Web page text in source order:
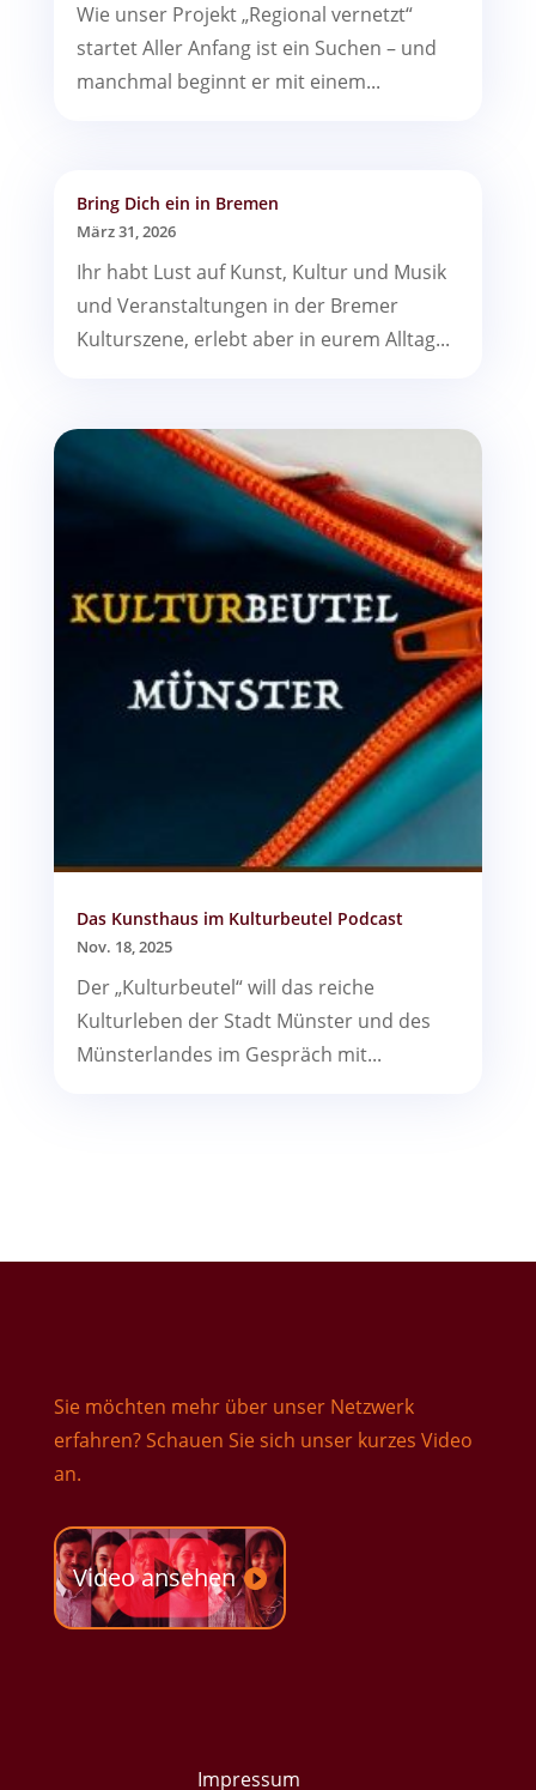
Wie unser Projekt „Regional vernetzt“
startet Aller Anfang ist ein Suchen – und
manchmal beginnt er mit einem...
Bring Dich ein in Bremen
März 31, 2026
Ihr habt Lust auf Kunst, Kultur und Musik
und Veranstaltungen in der Bremer
Kulturszene, erlebt aber in eurem Alltag...
Das Kunsthaus im Kulturbeutel Podcast
Nov. 18, 2025
Der „Kulturbeutel“ will das reiche
Kulturleben der Stadt Münster und des
Münsterlandes im Gespräch mit...
Sie möchten mehr über unser Netzwerk
erfahren? Schauen Sie sich unser kurzes Video
an.
Video ansehen
Impressum